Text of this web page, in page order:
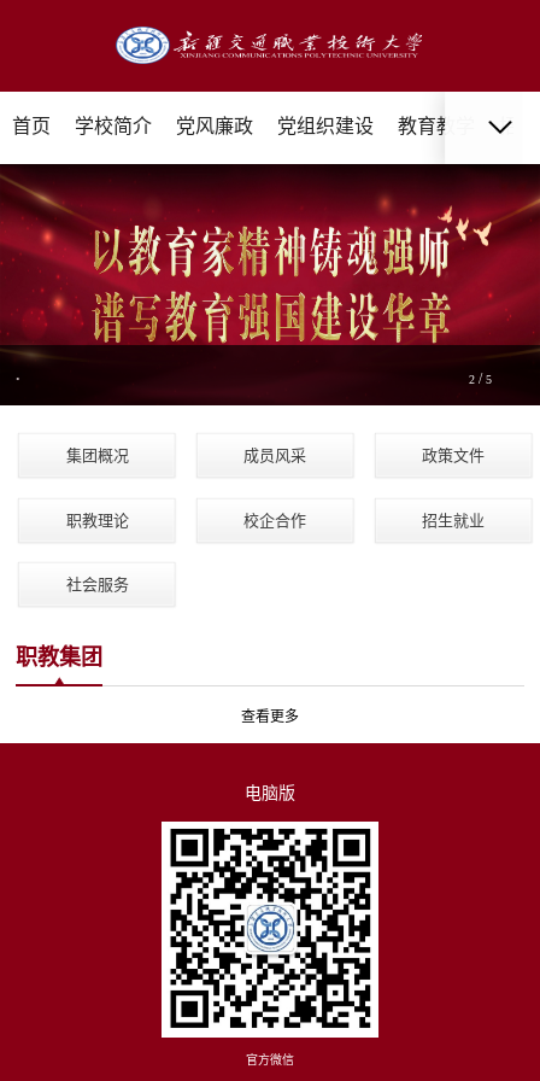
首页 学校简介 党风廉政 党组织建设 教育教学 招
. 2 /5
集团概况 成员风采 政策文件
职教理论 校企合作 招生就业
社会服务
职教集团
查看更多
电脑版
官方微信